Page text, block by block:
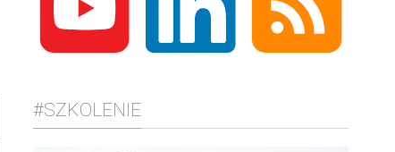
#SZKOLENIE